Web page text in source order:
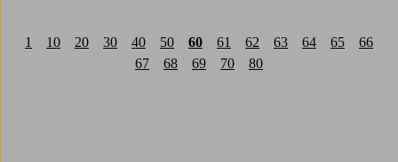
1 10 20 30 40 50 60 61 62 63 64 65
66
67
68 69 70 80